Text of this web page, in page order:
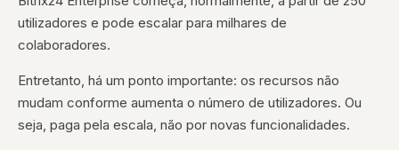
utilizadores e pode escalar para milhares de
colaboradores.
Entretanto, há um ponto importante: os recursos não
mudam conforme aumenta o número de utilizadores. Ou
seja, paga pela escala, não por novas funcionalidades.